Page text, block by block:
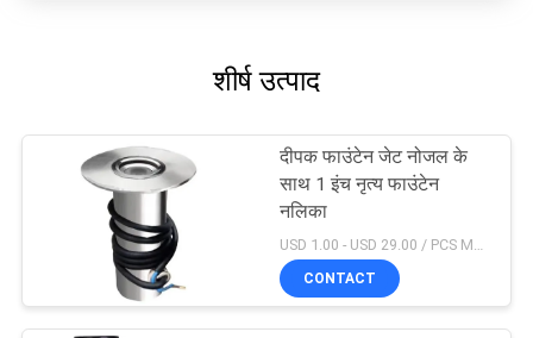
शीर्ष उत्पाद
दीपक फाउंटेन जेट नोजल के
साथ 1 इंच नृत्य फाउंटेन
नलिका
CONTACT